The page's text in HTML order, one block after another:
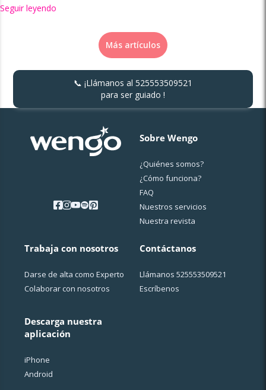
Seguir leyendo
Más artículos
📞 ¡Llámanos al 525553509521
para ser guiado !
Sobre Wengo
¿Quiénes somos?
¿Cо́mo funciona?
FAQ
Nuestros servicios
Nuestra revista
Trabaja con nosotros
Darse de alta como Experto
Colaborar con nosotros
Descarga nuestra
aplicación
iPhone
Android
Contáctanos
Llámanos 525553509521
Escríbenos